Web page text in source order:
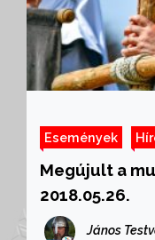
Események
Megújult a
2018.05.26.
János